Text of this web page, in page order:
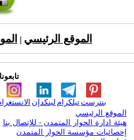
الموقع الرئيسي
لينكدإن تيلكرامبنترست
الموقع الرئيسي
هيئة ادارة الحوار المتمدن - للإتصال بنا
إحصائيات مؤسسة الحوار المتمدن